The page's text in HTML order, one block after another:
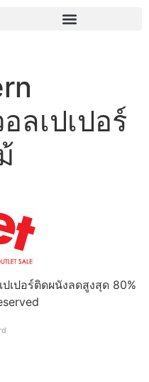
ลเปเปอร์
เปอร์ติดผนังลดสูงสุด 80%